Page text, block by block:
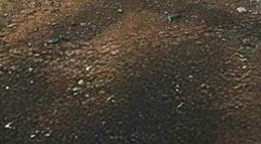
Nous sommes